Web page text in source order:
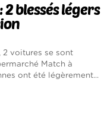
blessés légers
2 voitures se sont
Match à
ont été légèrement...